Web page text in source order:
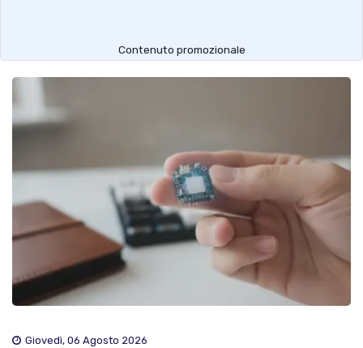
Contenuto promozionale
Giovedì, 06 Agosto 2026